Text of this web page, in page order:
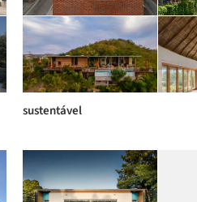
sustentável